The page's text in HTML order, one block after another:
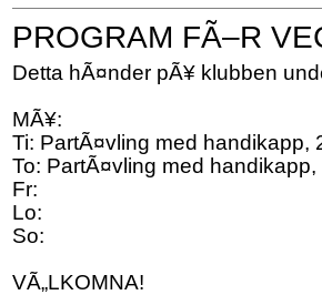
PROGRAM FÃ–R
Detta hÃ¤nder pÃ¥ klubben
MÃ¥:
Ti: PartÃ¤vling med handikapp,
To: PartÃ¤vling med
Fr:
Lo:
So:
VÃ„LKOMNA!